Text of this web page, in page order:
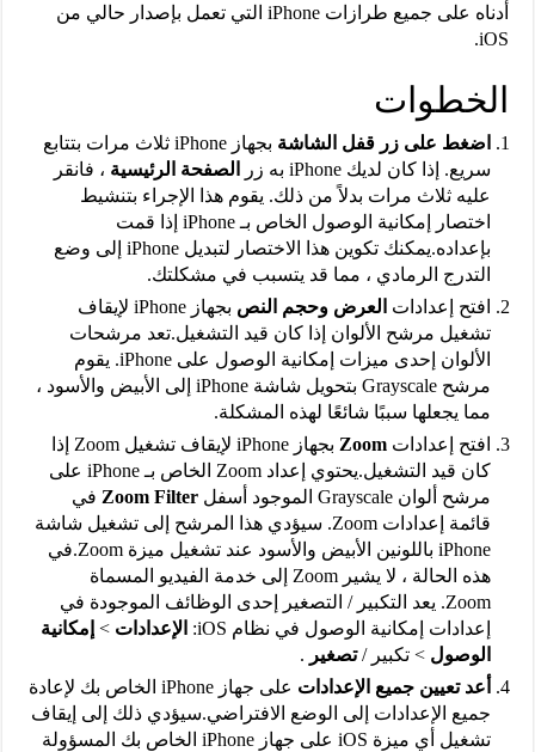
أدناه على جميع طرازات iPhone التي تعمل بإصدار حالي من
iOS.
الخطوات
اضغط على زر قفل الشاشة
بجهاز iPhone ثلاث مرات بتتابع
سريع. إذا كان لديك iPhone به زر
الصفحة الرئيسية، فانقر
عليه ثلاث مرات بدلاً من ذلك. يقوم هذا الإجراء بتنشيط
اختصار إمكانية الوصول الخاص بـ iPhone إذا قمت
بإعداده.يمكنك تكوين هذا الاختصار لتبديل iPhone إلى وضع
التدرج الرمادي ، مما قد يتسبب في مشكلتك.
افتح إعدادات العرض وحجم النص
بجهاز iPhone لإيقاف
تشغيل مرشح الألوان إذا كان قيد التشغيل.تعد مرشحات
الألوان إحدى ميزات إمكانية الوصول على iPhone. يقوم
مرشح Grayscale بتحويل شاشة iPhone إلى الأبيض والأسود ،
مما يجعلها سببًا شائعًا لهذه المشكلة.
افتح إعدادات Zoom
بجهاز iPhone لإيقاف تشغيل Zoom إذا
كان قيد التشغيل.يحتوي إعداد Zoom الخاص بـ iPhone على
مرشح ألوان Grayscale الموجود أسفل
Zoom Filterفي
قائمة إعدادات Zoom. سيؤدي هذا المرشح إلى تشغيل شاشة
iPhone باللونين الأبيض والأسود عند تشغيل ميزة Zoom.في
هذه الحالة ، لا يشير Zoom إلى خدمة الفيديو المسماة
Zoom. يعد التكبير / التصغير إحدى الوظائف الموجودة في
إعدادات إمكانية الوصول في نظام iOS:
الإعدادات> إمكانية
الوصول> تكبير /تصغير .
أعد تعيين جميع الإعدادات
على جهاز iPhone الخاص بك لإعادة
جميع الإعدادات إلى الوضع الافتراضي.سيؤدي ذلك إلى إيقاف
تشغيل أي ميزة iOS على جهاز iPhone الخاص بك المسؤولة